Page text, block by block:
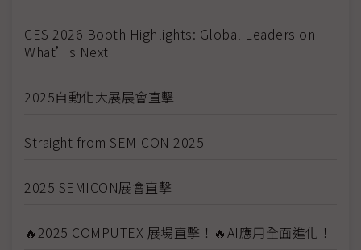
CES 2026 Booth Highlights: Global Leaders on
What’s Next
2025自動化大展展會直擊
Straight from SEMICON 2025
2025 SEMICON展會直擊
🔥2025 COMPUTEX 展場直擊！🔥AI應用全面進化！